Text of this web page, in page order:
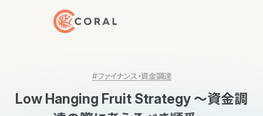
トップページへ戻る
#ファイナンス・資金調達
Low Hanging Fruit Strategy 〜資金調